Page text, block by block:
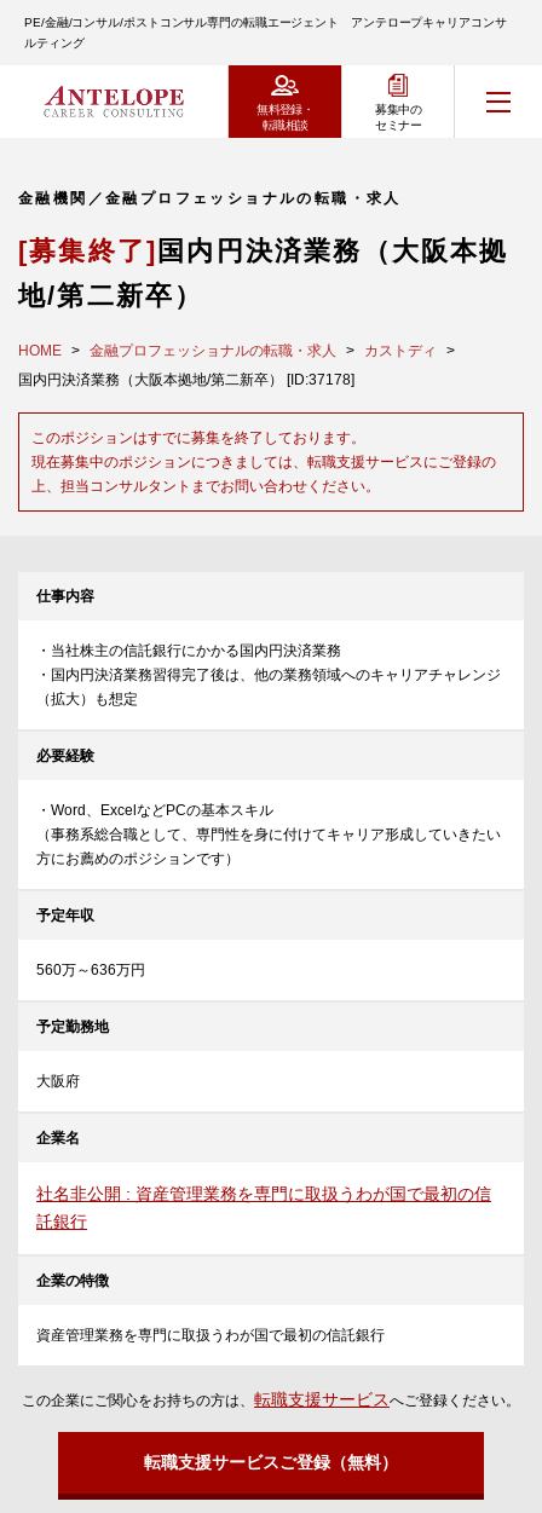
PE/金融/コンサル/ポストコンサル専門の転職エージェント アンテロープキャリアコンサ
ルティング
無料登録・
転職相談
募集中の
セミナー
金融機関／金融プロフェッショナルの転職・求人
[募集終了] 国内円決済業務（大阪本拠
地/第二新卒）
HOME 金融プロフェッショナルの転職・求人
カストディ
国内円決済業務（大阪本拠地/第二新卒） [ID:37178]
このポジションはすでに募集を終了しております。
現在募集中のポジションにつきましては、転職支援サービスにご登録の
上、担当コンサルタントまでお問い合わせください。
仕事内容
・当社株主の信託銀行にかかる国内円決済業務
・国内円決済業務習得完了後は、他の業務領域へのキャリアチャレンジ
（拡大）も想定
必要経験
・Word、ExcelなどPCの基本スキル
（事務系総合職として、専門性を身に付けてキャリア形成していきたい
方にお薦めのポジションです）
予定年収
560万～636万円
予定勤務地
大阪府
企業名
社名非公開 : 資産管理業務を専門に取扱うわが国で最初の信
託銀行
企業の特徴
資産管理業務を専門に取扱うわが国で最初の信託銀行
この企業にご関心をお持ちの方は、 転職支援サービスへご登録ください。
転職支援サービスご登録（無料）